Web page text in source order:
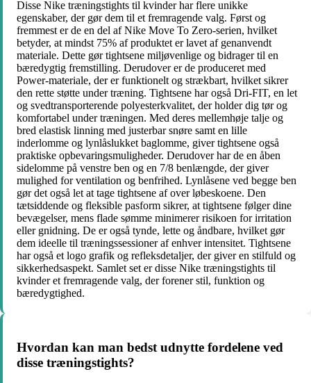
Disse Nike træningstights til kvinder har flere unikke
egenskaber, der gør dem til et fremragende valg. Først og
fremmest er de en del af Nike Move To Zero-serien, hvilket
betyder, at mindst 75% af produktet er lavet af genanvendt
materiale. Dette gør tightsene miljøvenlige og bidrager til en
bæredygtig fremstilling. Derudover er de produceret med
Power-materiale, der er funktionelt og strækbart, hvilket sikrer
den rette støtte under træning. Tightsene har også Dri-FIT, en let
og svedtransporterende polyesterkvalitet, der holder dig tør og
komfortabel under træningen. Med deres mellemhøje talje og
bred elastisk linning med justerbar snøre samt en lille
inderlomme og lynlåslukket baglomme, giver tightsene også
praktiske opbevaringsmuligheder. Derudover har de en åben
sidelomme på venstre ben og en 7/8 benlængde, der giver
mulighed for ventilation og benfrihed. Lynlåsene ved begge ben
gør det også let at tage tightsene af over løbeskoene. Den
tætsiddende og fleksible pasform sikrer, at tightsene følger dine
bevægelser, mens flade sømme minimerer risikoen for irritation
eller gnidning. De er også tynde, lette og åndbare, hvilket gør
dem ideelle til træningssessioner af enhver intensitet. Tightsene
har også et logo grafik og refleksdetaljer, der giver en stilfuld og
sikkerhedsaspekt. Samlet set er disse Nike træningstights til
kvinder et fremragende valg, der forener stil, funktion og
bæredygtighed.
Hvordan kan man bedst udnytte fordelene ved
disse træningstights?